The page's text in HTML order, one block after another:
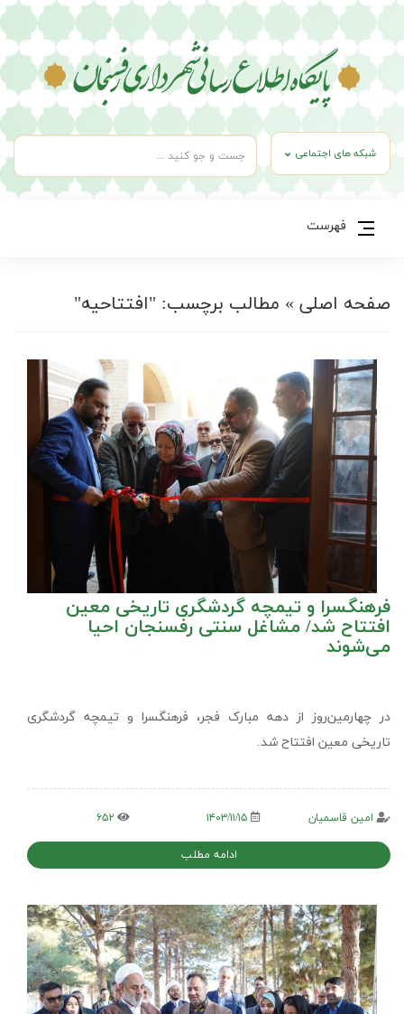
شبکه های اجتماعی
فهرست
صفحه اصلی » مطالب برچسب: "افتتاحیه"
فرهنگسرا و تیمچه گردشگری تاریخی معین
افتتاح شد/ مشاغل سنتی رفسنجان احیا
می‌شوند
در چهارمین‌روز از دهه مبارک فجر، فرهنگسرا و تیمچه گردشگری
تاریخی معین افتتاح شد.
امین قاسمیان ۱۴۰۳/۱۱/۱۵ ۶۵۲
ادامه مطلب